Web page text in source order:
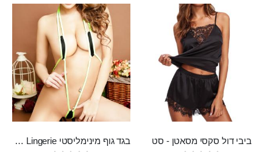
ביבי דול סקסי מסאטן - סט בגד גוף מינימליסטי Minimal Halter Lace-up Sexy Teddy Lingerie